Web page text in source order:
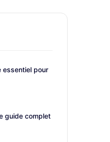
essentiel pour
guide complet